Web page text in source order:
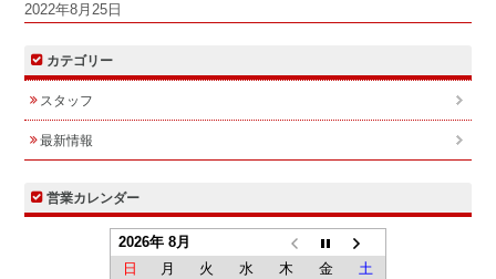
2022年8月25日
カテゴリー
スタッフ
最新情報
営業カレンダー
2026年 8月
日
月 火 水 木 金
土